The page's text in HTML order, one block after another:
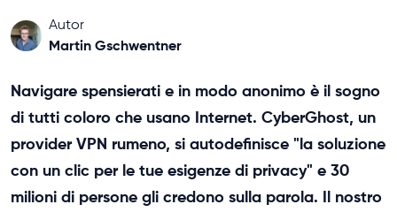
Autor
Martin Gschwentner
Navigare spensierati e in modo anonimo è il sogno
di tutti coloro che usano Internet. CyberGhost, un
provider VPN rumeno, si autodefinisce "la soluzione
con un clic per le tue esigenze di privacy" e 30
milioni di persone gli credono sulla parola. Il nostro